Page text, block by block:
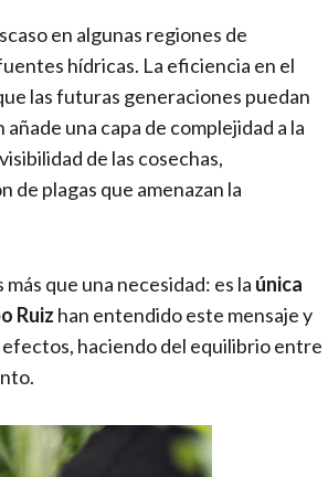
en algunas regiones de
hídricas. La eficiencia en el
las futuras generaciones puedan
añade una capa de complejidad a la
de las cosechas,
plagas que amenazan la
más que una necesidad: es la única
Ruiz han entendido este mensaje y
haciendo del equilibrio entre